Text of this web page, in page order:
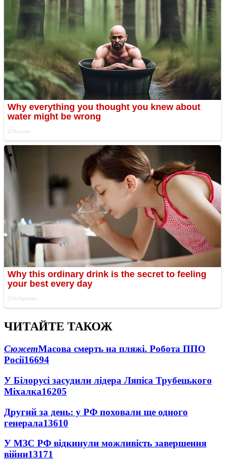
ЧИТАЙТЕ ТАКОЖ
СюжетМасова смерть на пляжі. Робота ППО
Росії16694
У Білорусі засудили лідера Ляпіса Трубецького
Міхалка16205
Другий за день: у РФ поховали ще одного
генерала13610
У МЗС РФ відкинули можливість завершення
війни13171